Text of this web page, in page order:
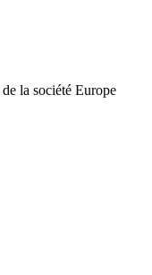
la société Europe